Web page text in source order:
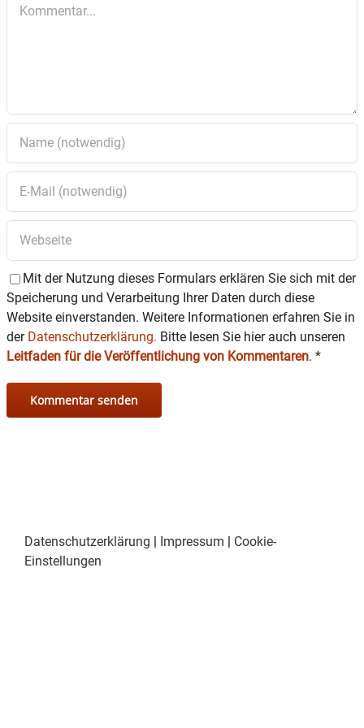
Das Spielmobil orientiert sich stark an den Wünschen
Donnerstag jeweils von 8.30 bis 16 Uhr.
Mit der Nutzung dieses Formulars erklären Sie sich mit der
Speicherung und Verarbeitung Ihrer Daten durch diese
Website einverstanden. Weitere Informationen erfahren Sie in
der Datenschutzerklärung. Bitte lesen Sie hier auch unseren
Leitfaden für die Veröffentlichung von Kommentaren. *
Datenschutzerklärung | Impressum | Cookie-
Einstellungen